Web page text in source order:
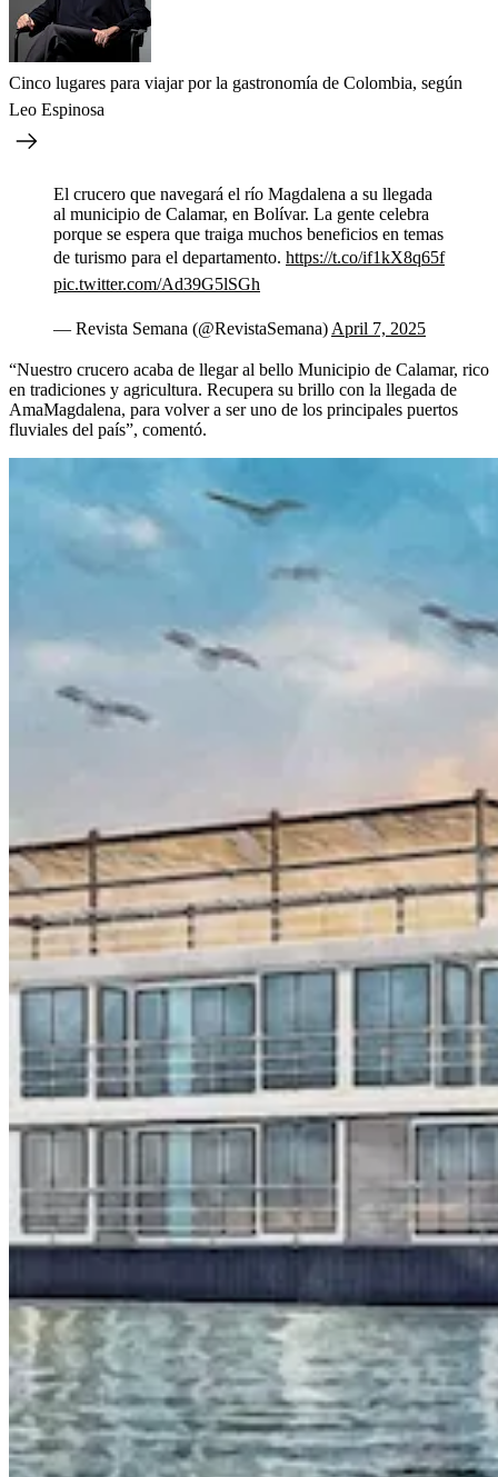
Cinco lugares para viajar por la gastronomía de Colombia, según
Leo Espinosa
El crucero que navegará el río Magdalena a su llegada
al municipio de Calamar, en Bolívar. La gente celebra
porque se espera que traiga muchos beneficios en temas
de turismo para el departamento. https://t.co/if1kX8q65f
pic.twitter.com/Ad39G5lSGh
— Revista Semana (@RevistaSemana) April 7, 2025
“Nuestro crucero acaba de llegar al bello Municipio de Calamar, rico
en tradiciones y agricultura. Recupera su brillo con la llegada de
AmaMagdalena, para volver a ser uno de los principales puertos
fluviales del país”, comentó.